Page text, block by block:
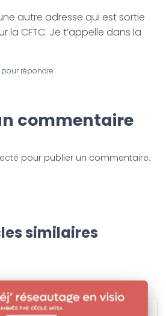
autre adresse qui est sortie
la CFTC. Je t’appelle dans la
répondre
commentaire
pour publier un commentaire.
similaires